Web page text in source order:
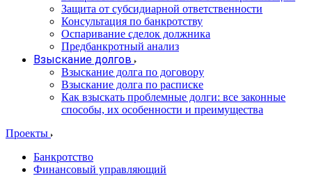
Защита от субсидиарной ответственности
Консультация по банкротству
Оспаривание сделок должника
Предбанкротный анализ
Взыскание долгов
Взыскание долга по договору
Взыскание долга по расписке
Как взыскать проблемные долги: все законные
способы, их особенности и преимущества
Проекты
Банкротство
Финансовый управляющий